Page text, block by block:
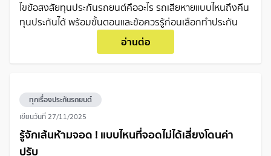
ไขข้อสงสัยทุนประกันรถยนต์คืออะไร รถเสียหายแบบไหนถึงคืน
ทุนประกันได้ พร้อมขั้นตอนและข้อควรรู้ก่อนเลือกทำประกัน
อ่านต่อ
ทุกเรื่องประกันรถยนต์
เขียนวันที่27/11/2025
รู้จักเส้นห้ามจอด ! แบบไหนที่จอดไม่ได้เสี่ยงโดนค่า
ปรับ